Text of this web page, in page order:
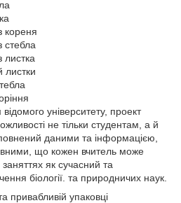
кореня
стебла
листка
університету, проект
не тільки студентам, а й
даними та інформацією,
що кожен вчитель може
заняттях як сучасний та
біології. та природничих наук.
привабливій упаковці